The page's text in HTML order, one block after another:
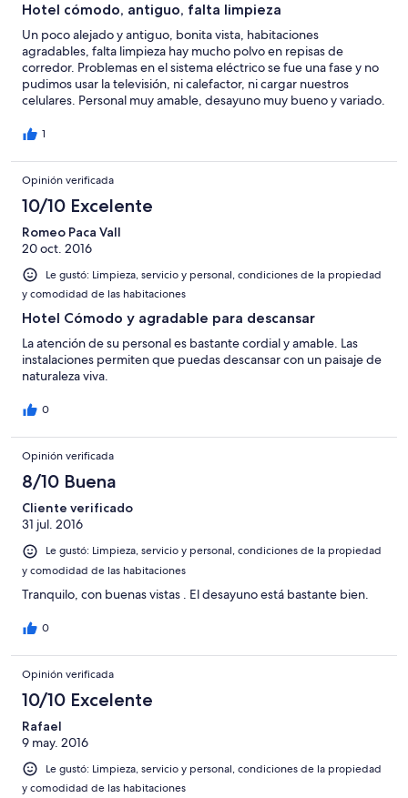
Hotel cómodo, antiguo, falta limpieza
Un poco alejado y antiguo, bonita vista, habitaciones
agradables, falta limpieza hay mucho polvo en repisas de
corredor. Problemas en el sistema eléctrico se fue una fase y no
pudimos usar la televisión, ni calefactor, ni cargar nuestros
celulares. Personal muy amable, desayuno muy bueno y variado.
1
Opinión verificada
10/10 Excelente
Romeo Paca Vall
20 oct. 2016
Le gustó: Limpieza, servicio y personal, condiciones de la propiedad
y comodidad de las habitaciones
Hotel Cómodo y agradable para descansar
La atención de su personal es bastante cordial y amable. Las
instalaciones permiten que puedas descansar con un paisaje de
naturaleza viva.
0
Opinión verificada
8/10 Buena
Cliente verificado
31 jul. 2016
Le gustó: Limpieza, servicio y personal, condiciones de la propiedad
y comodidad de las habitaciones
Tranquilo, con buenas vistas . El desayuno está bastante bien.
0
Opinión verificada
10/10 Excelente
Rafael
9 may. 2016
Le gustó: Limpieza, servicio y personal, condiciones de la propiedad
y comodidad de las habitaciones